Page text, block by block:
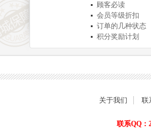
顾客必读
会员等级折扣
订单的几种状态
积分奖励计划
商品退货保障
关于我们 联
联系QQ：